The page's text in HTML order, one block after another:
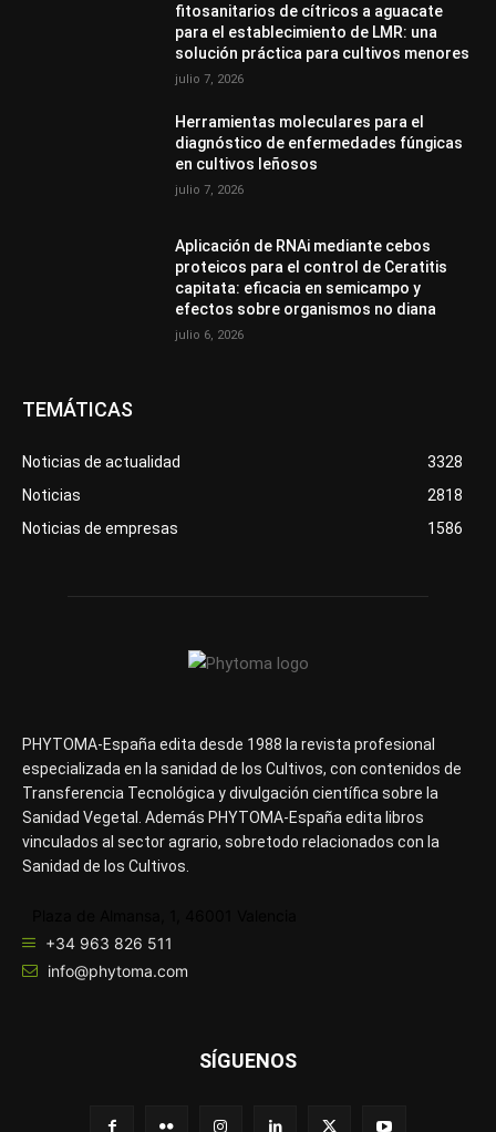
fitosanitarios de cítricos a aguacate
para el establecimiento de LMR: una
solución práctica para cultivos menores
julio 7, 2026
Herramientas moleculares para el
diagnóstico de enfermedades fúngicas
en cultivos leñosos
julio 7, 2026
Aplicación de RNAi mediante cebos
proteicos para el control de Ceratitis
capitata: eficacia en semicampo y
efectos sobre organismos no diana
julio 6, 2026
TEMÁTICAS
Noticias de actualidad
3328
Noticias
2818
Noticias de empresas
1586
PHYTOMA-España edita desde 1988 la revista profesional
especializada en la sanidad de los Cultivos, con contenidos de
Transferencia Tecnológica y divulgación científica sobre la
Sanidad Vegetal. Además PHYTOMA-España edita libros
vinculados al sector agrario, sobretodo relacionados con la
Sanidad de los Cultivos.
+34 963 826 511
info@phytoma.com
SÍGUENOS